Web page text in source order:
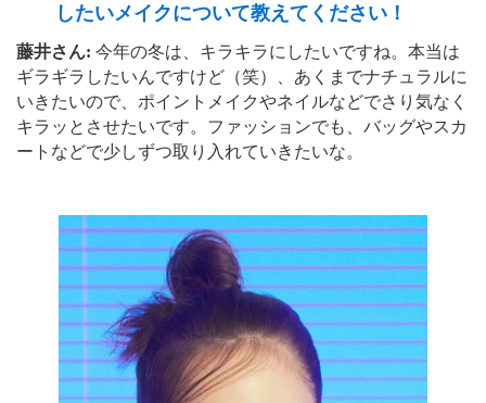
したいメイクについて教えてください！
藤井さん: 今年の冬は、キラキラにしたいですね。本当は
ギラギラしたいんですけど（笑）、あくまでナチュラルに
いきたいので、ポイントメイクやネイルなどでさり気なく
キラッとさせたいです。ファッションでも、バッグやスカ
ートなどで少しずつ取り入れていきたいな。